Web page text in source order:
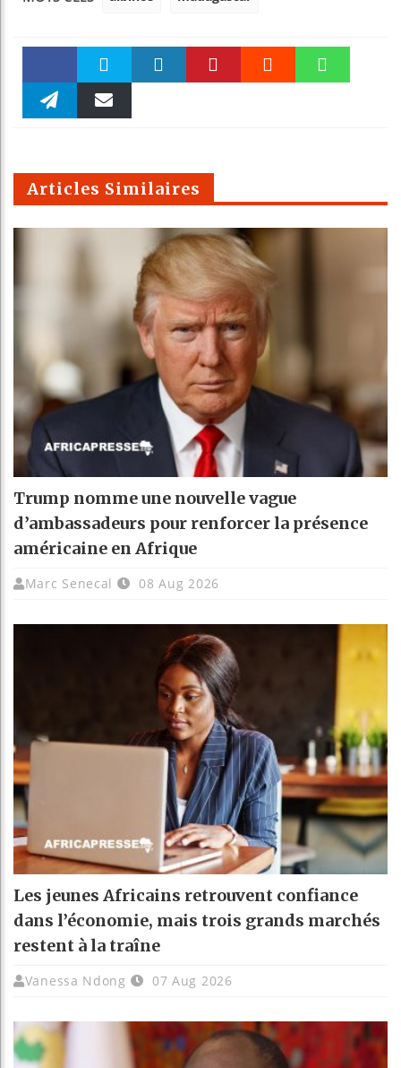
Faceboo Twitter
m
Articles Similaires
Trump nomme une nouvelle vague
d’ambassadeurs pour renforcer la présence
américaine en Afrique
Marc Senecal 08 Aug 2026
Les jeunes Africains retrouvent confiance
dans l’économie, mais trois grands marchés
restent à la traîne
Vanessa Ndong 07 Aug 2026